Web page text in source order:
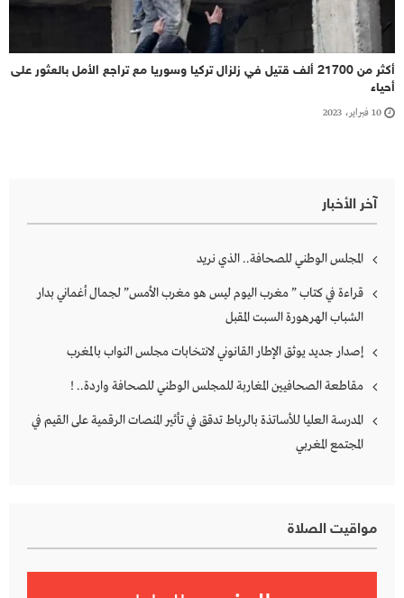
أكثر من 21700 ألف قتيل في زلزال تركيا وسوريا مع تراجع الأمل بالعثور على
أحياء
10 فبراير، 2023
آخر الأخبار
المجلس الوطني للصحافة.. الذي نريد
قراءة في كتاب ” مغرب اليوم ليس هو مغرب الأمس” لجمال أغماني بدار
الشباب الهرهورة السبت المقبل
إصدار جديد يوثق الإطار القانوني لانتخابات مجلس النواب بالمغرب
مقاطعة الصحافيين المغاربة للمجلس الوطني للصحافة واردة.. !
المدرسة العليا للأساتذة بالرباط تدقق في تأثير المنصات الرقمية على القيم في
المجتمع المغربي
مواقيت الصلاة